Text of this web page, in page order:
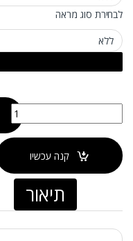
לבחירת סוג מראה
כמות של ארון אמבטיה תלוי בלאק
קנה עכשיו
תיאור